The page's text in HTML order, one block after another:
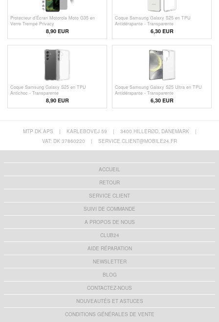
Protecteur d’Écran Motorola Moto G35 en
Verre Trempé Privacy
8,90 EUR
Coque Samsung Galaxy S25 en TPU
Antidérapante - Transparente
6,30 EUR
Coque Samsung Galaxy S25 en TPU
Antichoc - Transparente
8,90 EUR
Coque Samsung Galaxy S25 Ultra en TPU
Antidérapante - Transparente
6,30 EUR
MTP DK APS | KARLEBOVEJ 59 | 3400 HILLERØD, DANEMARK
|
VAT: DK 37860220
| SERVICE.CLIENT@MOBILE24.FR
ACCUEIL
RETOUR
SERVICE CLIENT
SUIVI DE COMMANDE
A PROPOS DE NOUS
CLUB24
AIDE RÉPARATION
NEWSLETTER
BLOG
CONTACTEZ-NOUS
NOUVEAUTÉS ET ASTUCES
CONDITIONS GÉNÉRALES DE VENTE